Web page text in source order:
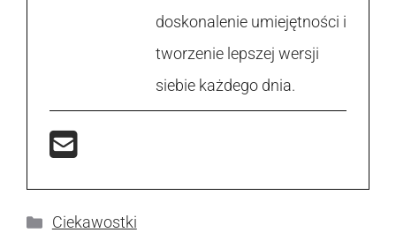
doskonalenie umiejętności i
tworzenie lepszej wersji
siebie każdego dnia.
Kategorie
Ciekawostki